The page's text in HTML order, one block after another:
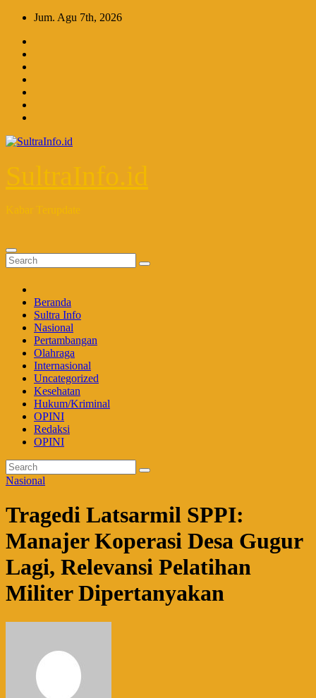
Skip
content
Jum. Agu 7th, 2026
SultraInfo.id
Kabar Terupdate
Beranda
Sultra Info
Nasional
Pertambangan
Olahraga
Internasional
Uncategorized
Kesehatan
Hukum/Kriminal
OPINI
Redaksi
OPINI
Nasional
Tragedi Latsarmil SPPI:
Manajer Koperasi Desa Gugur
Lagi, Relevansi Pelatihan
Militer Dipertanyakan